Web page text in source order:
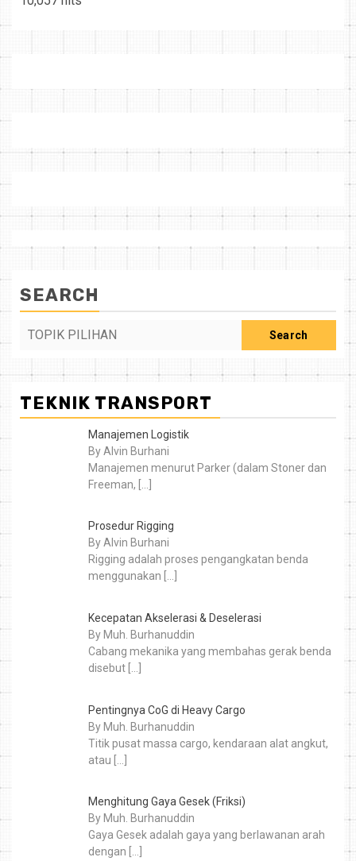
SEARCH
Search
TEKNIK TRANSPORT
Manajemen Logistik
By Alvin Burhani
Manajemen menurut Parker (dalam Stoner dan
Freeman,
Prosedur Rigging
By Alvin Burhani
Rigging adalah proses pengangkatan benda
menggunakan […]
Kecepatan Akselerasi & Deselerasi
By Muh. Burhanuddin
Cabang mekanika yang membahas gerak benda
disebut
Pentingnya CoG di Heavy Cargo
By Muh. Burhanuddin
Titik pusat massa cargo, kendaraan alat angkut,
atau
Menghitung Gaya Gesek (Friksi)
By Muh. Burhanuddin
Gaya Gesek adalah gaya yang berlawanan arah
dengan […]